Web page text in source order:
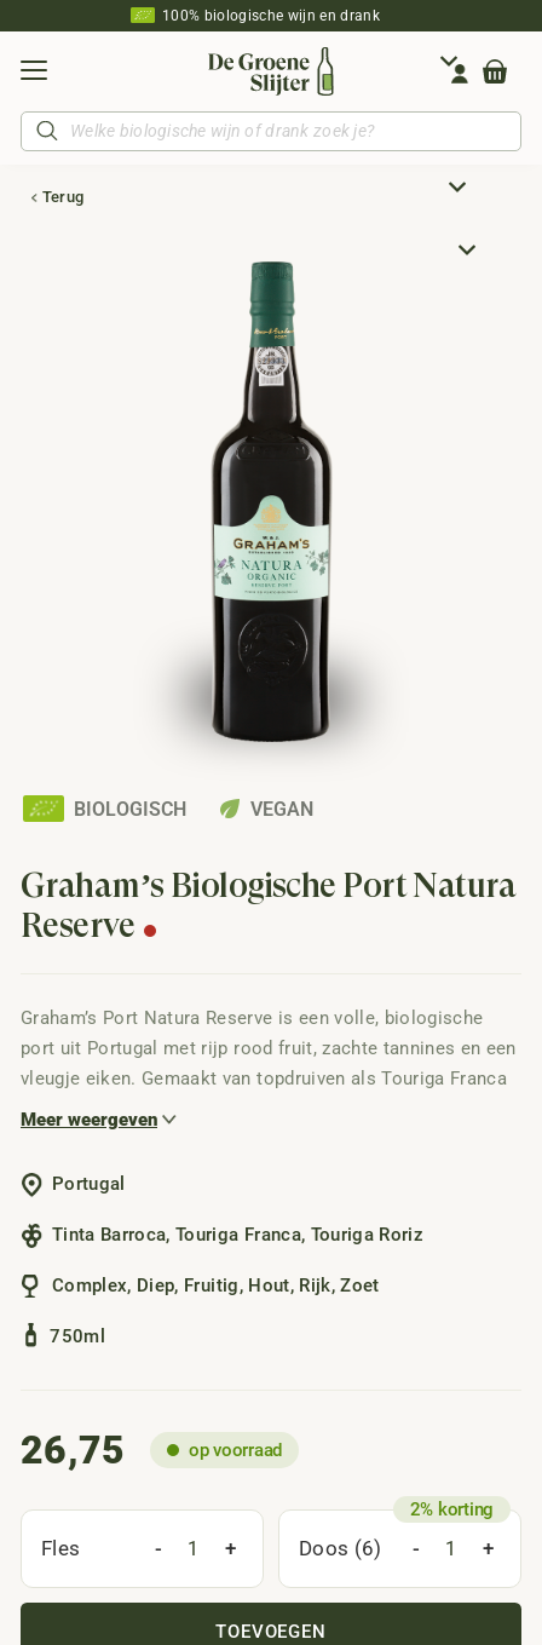
100% biologische wijn en drank
Producten
zoeken
Terug
BIOLOGISCH eco VEGAN
Graham’s Biologische Port Natura
Reserve
Graham’s Port Natura Reserve is een volle, biologische
port uit Portugal met rijp rood fruit, zachte tannines en een
vleugje eiken. Gemaakt van topdruiven als Touriga Franca
en Tinta Barroca en gerijpt in traditionele vaten. Deze port
chocodesserts, blauwe kaas of gewoon als luxe afsluiter
van je avond.
Meer weergeven
Portugal
Tinta Barroca,Touriga Franca, Touriga Roriz
Complex, Diep, Fruitig, Hout, Rijk,Zoet
750ml
26,75 op voorraad
Fles - + Doos (6) - +
TOEVOEGEN